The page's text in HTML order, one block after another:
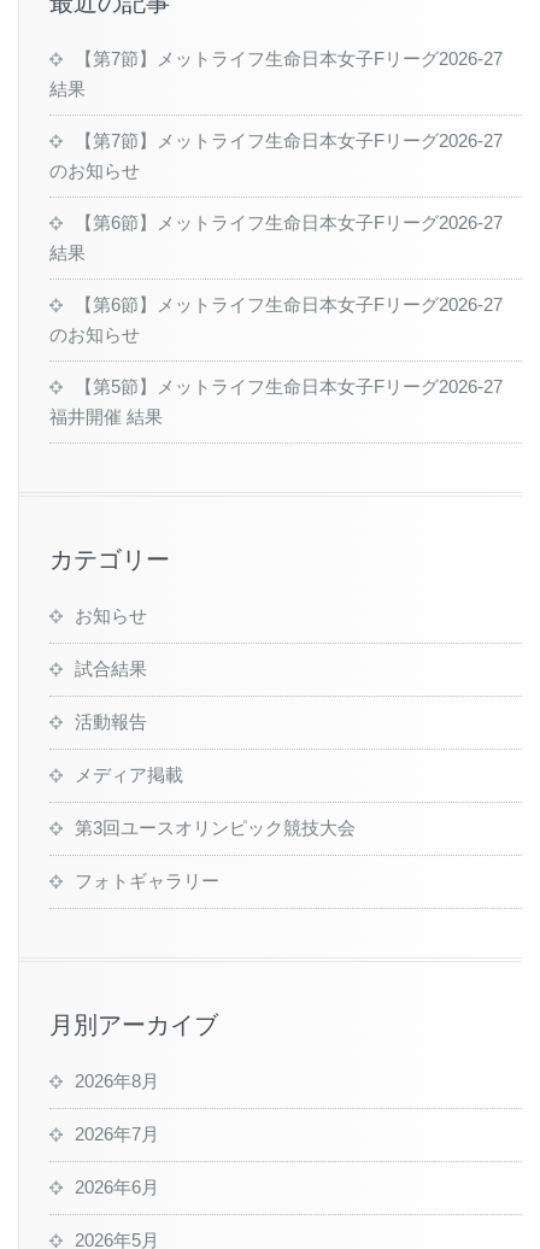
【第7節】メットライフ生命日本女子Fリーグ2026-27
結果
【第7節】メットライフ生命日本女子Fリーグ2026-27
のお知らせ
【第6節】メットライフ生命日本女子Fリーグ2026-27
結果
【第6節】メットライフ生命日本女子Fリーグ2026-27
のお知らせ
【第5節】メットライフ生命日本女子Fリーグ2026-27
福井開催 結果
カテゴリー
お知らせ
試合結果
活動報告
メディア掲載
第3回ユースオリンピック競技大会
フォトギャラリー
月別アーカイブ
2026年8月
2026年7月
2026年6月
2026年5月